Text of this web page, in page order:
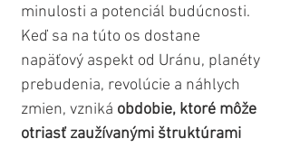
minulosti a potenciál budúcnosti.
Keď sa na túto os dostane
napäťový aspekt od Uránu, planéty
prebudenia, revolúcie a náhlych
zmien, vzniká obdobie, ktoré môže
otriasť zaužívanými štruktúrami